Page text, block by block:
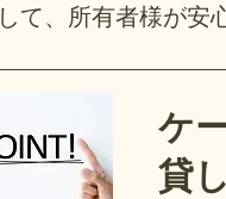
て、所有者様が安
ケ
貸